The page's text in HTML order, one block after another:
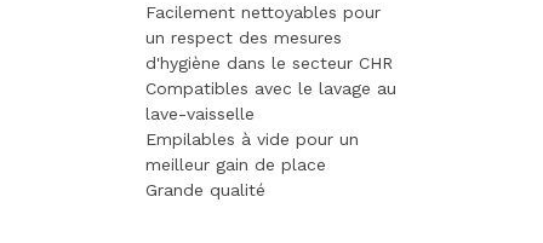
Facilement nettoyables pour
un respect des mesures
d'hygiène dans le secteur CHR
Compatibles avec le lavage au
lave-vaisselle
Empilables à vide pour un
meilleur gain de place
Grande qualité